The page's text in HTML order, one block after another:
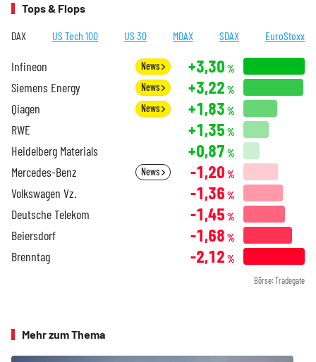
Tops & Flops
DAX US Tech 100 US 30 MDAX SDAX EuroStoxx
Infineon News +3,30 %
Siemens Energy News +3,22 %
Qiagen News +1,83 %
RWE +1,35 %
Heidelberg Materials +0,87 %
Mercedes-Benz News -1,20 %
Volkswagen Vz. -1,36 %
Deutsche Telekom -1,45 %
Beiersdorf -1,68 %
Brenntag -2,12 %
Börse: Tradegate
Mehr zum Thema